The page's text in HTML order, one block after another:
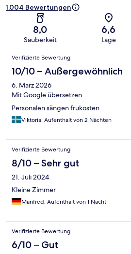
1.004 Bewertungen
8,0
Sauberkeit
6,6
Lage
Bewertungen
Verifizierte Bewertung
10/10 – Außergewöhnlich
6. März 2026
Mit Google übersetzen
Personalen sängen frukosten
Viktoria, Aufenthalt von 2 Nächten
Verifizierte Bewertung
8/10 – Sehr gut
21. Juli 2024
Kleine Zimmer
Manfred, Aufenthalt von 1 Nacht
Verifizierte Bewertung
6/10 – Gut